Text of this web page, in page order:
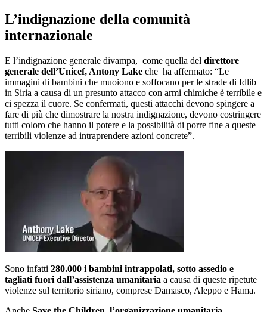
L’indignazione della comunità
internazionale
E l’indignazione generale divampa, come quella del direttore
generale dell’Unicef, Antony Lake che ha affermato: “Le
immagini di bambini che muoiono e soffocano per le strade di Idlib
in Siria a causa di un presunto attacco con armi chimiche è terribile e
ci spezza il cuore. Se confermati, questi attacchi devono spingere a
fare di più che dimostrare la nostra indignazione, devono costringere
tutti coloro che hanno il potere e la possibilità di porre fine a queste
terribili violenze ad intraprendere azioni concrete”.
Sono infatti 280.000 i bambini intrappolati, sotto assedio e
tagliati fuori dall’assistenza umanitaria a causa di queste ripetute
violenze sul territorio siriano, comprese Damasco, Aleppo e Hama.